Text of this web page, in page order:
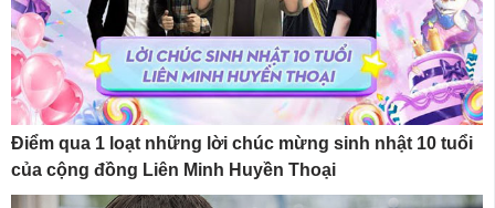
Điểm qua 1 loạt những lời chúc mừng sinh nhật 10 tuổi
của cộng đồng Liên Minh Huyền Thoại